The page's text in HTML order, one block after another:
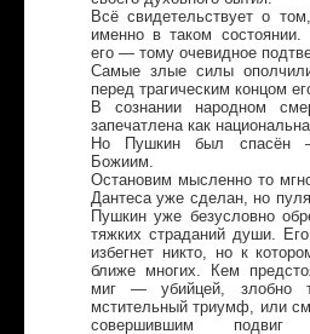
Всё свидетельствует о
именно в таком состоянии.
его — тому очевидное
Самые злые силы
перед трагическим концом
В сознании народном
запечатлена как
Но Пушкин был спасён
Божиим.
Остановим мысленно то
Дантеса уже сделан, но
Пушкин уже безусловно
тяжких страданий души.
избегнет никто, но к
ближе многих. Кем
миг — убийцей, злобно
мстительный триумф, или
совершившим